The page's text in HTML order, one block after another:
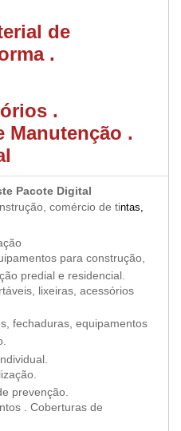
de
.
.
Manutenção .
Pacote Digital
comércio de tintas,
para construção,
predial e residencial.
lixeiras, acessórios
fechaduras, equipamentos
prevenção.
. Coberturas de